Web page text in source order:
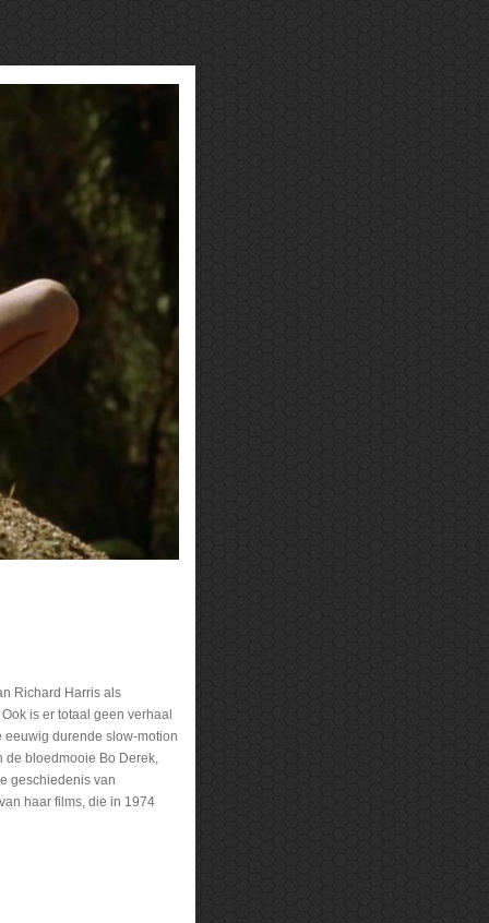
Richard Harris als
is er totaal geen verhaal
eeuwig durende slow-motion
de bloedmooie Bo Derek,
geschiedenis van
haar films, die in 1974